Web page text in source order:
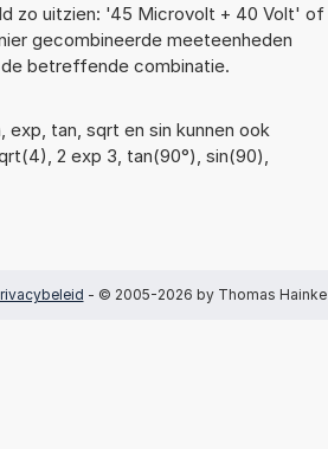
zo uitzien: '45 Microvolt + 40 Volt' of
gecombineerde meeteenheden
de betreffende combinatie.
tan, sqrt en sin kunnen ook
2 exp 3, tan(90°), sin(90),
- © 2005-2026 by Thomas Hainke